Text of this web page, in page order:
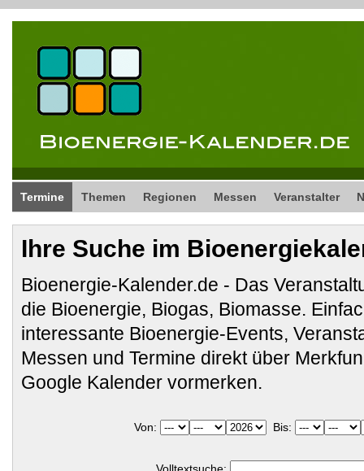
Termine Themen Regionen Messen Veranstalter
Ihre Suche im
Bioenergie-Kalender.de - Das
die Bioenergie, Biogas, Biomasse.
interessante Bioenergie-Events,
Messen und Termine direkt über
Google Kalender vormerken.
Von: Bis: